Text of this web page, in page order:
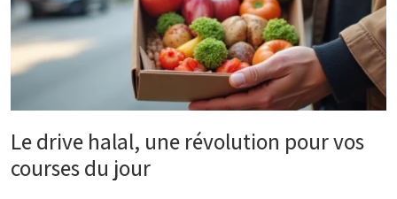
Le drive halal, une révolution pour vos
courses du jour